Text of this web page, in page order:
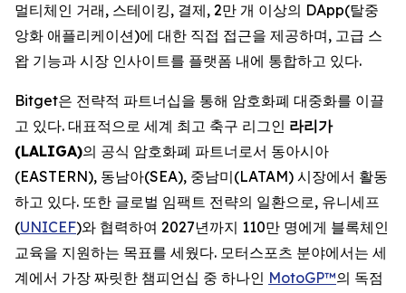
멀티체인 거래, 스테이킹, 결제, 2만 개 이상의 DApp(탈중
앙화 애플리케이션)에 대한 직접 접근을 제공하며, 고급 스
왑 기능과 시장 인사이트를 플랫폼 내에 통합하고 있다.
Bitget은 전략적 파트너십을 통해 암호화폐 대중화를 이끌
고 있다. 대표적으로 세계 최고 축구 리그인 라리가
(LALIGA)의 공식 암호화폐 파트너로서 동아시아
(EASTERN), 동남아(SEA), 중남미(LATAM) 시장에서 활동
하고 있다. 또한 글로벌 임팩트 전략의 일환으로, 유니세프
(UNICEF)와 협력하여 2027년까지 110만 명에게 블록체인
교육을 지원하는 목표를 세웠다. 모터스포츠 분야에서는 세
계에서 가장 짜릿한 챔피언십 중 하나인 MotoGP™의 독점